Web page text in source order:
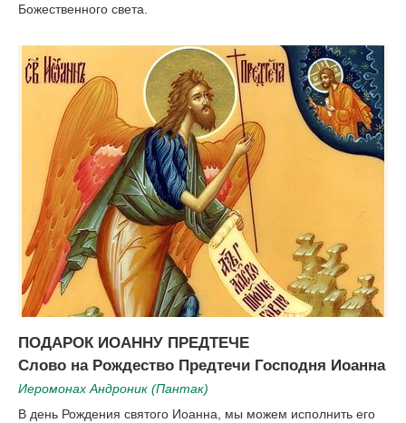
Божественного света.
ПОДАРОК ИОАННУ ПРЕДТЕЧЕ
Слово на Рождество Предтечи Господня Иоанна
Иеромонах Андроник (Пантак)
В день Рождения святого Иоанна, мы можем исполнить его